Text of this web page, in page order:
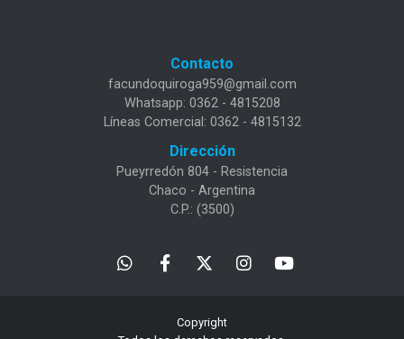
Contacto
facundoquiroga959@gmail.com
Whatsapp: 0362 - 4815208
Líneas Comercial: 0362 - 4815132
Dirección
Pueyrredón 804 - Resistencia
Chaco - Argentina
C.P.: (3500)
Copyright